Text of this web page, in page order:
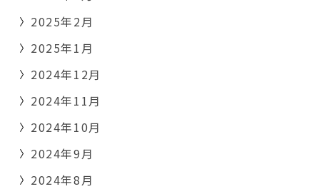
2025年2月
2025年1月
2024年12月
2024年11月
2024年10月
2024年9月
2024年8月